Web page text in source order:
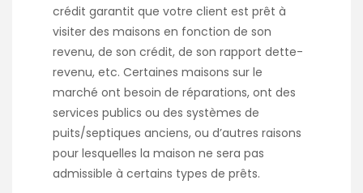
crédit garantit que votre client est prêt à
visiter des maisons en fonction de son
revenu, de son crédit, de son rapport dette-
revenu, etc. Certaines maisons sur le
marché ont besoin de réparations, ont des
services publics ou des systèmes de
puits/septiques anciens, ou d’autres raisons
pour lesquelles la maison ne sera pas
admissible à certains types de prêts.